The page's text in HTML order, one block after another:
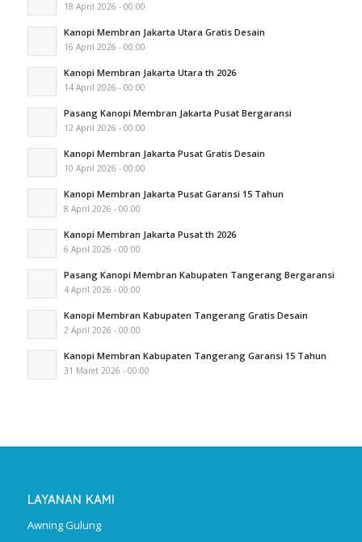
18 April 2026 - 00:00
Kanopi Membran Jakarta Utara Gratis Desain
16 April 2026 - 00:00
Kanopi Membran Jakarta Utara th 2026
14 April 2026 - 00:00
Pasang Kanopi Membran Jakarta Pusat Bergaransi
12 April 2026 - 00:00
Kanopi Membran Jakarta Pusat Gratis Desain
10 April 2026 - 00:00
Kanopi Membran Jakarta Pusat Garansi 15 Tahun
8 April 2026 - 00:00
Kanopi Membran Jakarta Pusat th 2026
6 April 2026 - 00:00
Pasang Kanopi Membran Kabupaten Tangerang Bergaransi
4 April 2026 - 00:00
Kanopi Membran Kabupaten Tangerang Gratis Desain
2 April 2026 - 00:00
Kanopi Membran Kabupaten Tangerang Garansi 15 Tahun
31 Maret 2026 - 00:00
LAYANAN KAMI
Awning Gulung